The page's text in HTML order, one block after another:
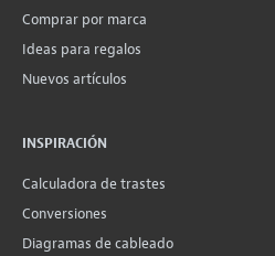
Comprar por marca
Ideas para regalos
Nuevos artículos
INSPIRACIÓN
Calculadora de trastes
Conversiones
Diagramas de cableado